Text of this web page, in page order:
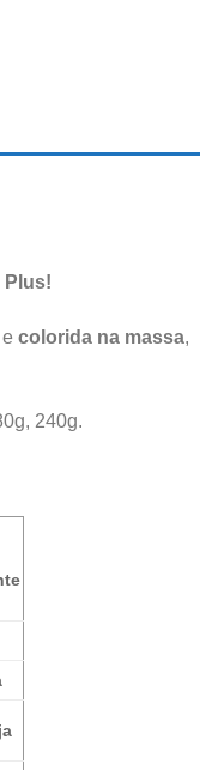
Plus!
colorida na massa,
240g.